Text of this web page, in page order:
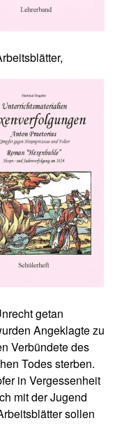
getan
Angeklagte zu
Verbündete des
Todes sterben.
in Vergessenheit
mit der Jugend
sollen